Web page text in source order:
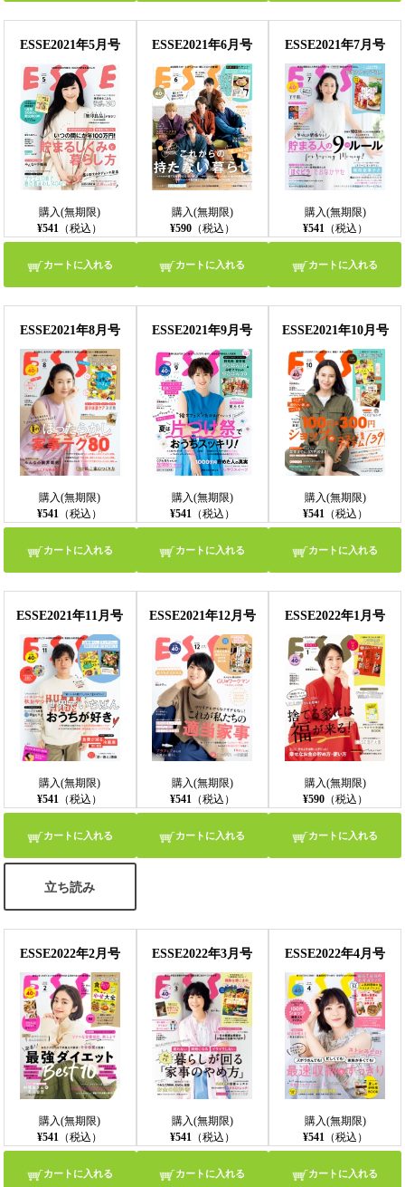
ESSE2021年5月号
購入(無期限)
¥541 （税込）
カートに入れる
ESSE2021年6月号
購入(無期限)
¥590（税込）
カートに入れる
ESSE2021年7月号
購入(無期限)
¥541（税込）
カートに入れる
ESSE2021年8月号
購入(無期限)
¥541 （税込）
カートに入れる
ESSE2021年9月号
購入(無期限)
¥541（税込）
カートに入れる
ESSE2021年10月号
購入(無期限)
¥541（税込）
カートに入れる
ESSE2021年11月号
購入(無期限)
¥541 （税込）
カートに入れる
立ち読み
ESSE2021年12月号
購入(無期限)
¥541（税込）
カートに入れる
ESSE2022年1月号
購入(無期限)
¥590（税込）
カートに入れる
ESSE2022年2月号
購入(無期限)
¥541 （税込）
カートに入れる
ESSE2022年3月号
購入(無期限)
¥541（税込）
カートに入れる
ESSE2022年4月号
購入(無期限)
¥541（税込）
カートに入れる